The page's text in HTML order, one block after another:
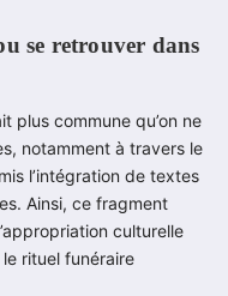
se retrouver dans
plus commune qu’on ne
notamment à travers le
l’intégration de textes
Ainsi, ce fragment
culturelle
rituel funéraire